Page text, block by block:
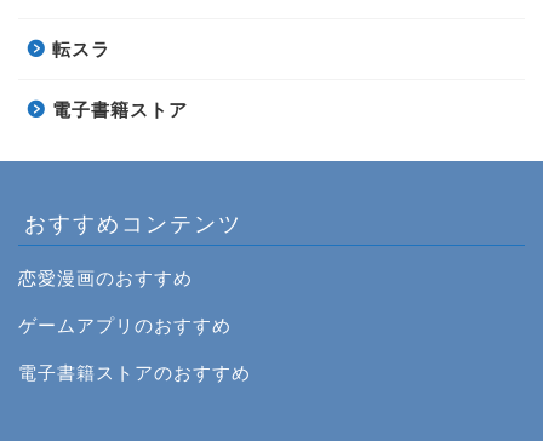
転スラ
電子書籍ストア
おすすめコンテンツ
恋愛漫画のおすすめ
ゲームアプリのおすすめ
電子書籍ストアのおすすめ